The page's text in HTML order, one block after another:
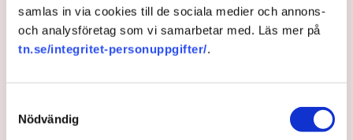
samlas in via cookies till de sociala medier och annons-
och analysföretag som vi samarbetar med. Läs mer på
tn.se/integritet-personuppgifter/.
Nödvändig
Gabriel Cardona Cervantes
Publicerad: 6 aug 2026, 12:35